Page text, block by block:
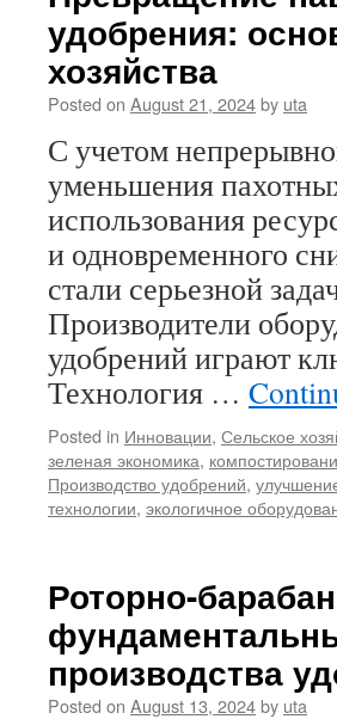
удобрения:
хозяйства
Posted on August 21, 2024by uta
С учетом
уменьшения
использования
и одновременного
стали серьезной
Производители
удобрений играют
Технология …
Posted in Инновации, Сельское
зеленая экономика,
Производство удобрений,
технологии, экологичное
Роторно-
производства
Posted on August 13, 2024by uta